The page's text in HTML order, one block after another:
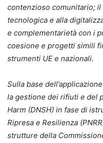
contenzioso comunitario;
tecnologica e alla
e complementarietà con i
coesione e progetti simili
strumenti UE e nazionali.
Sulla base
la gestione dei rifiuti e del
Harm (DNSH) in fase di
Ripresa e Resilienza
strutture della